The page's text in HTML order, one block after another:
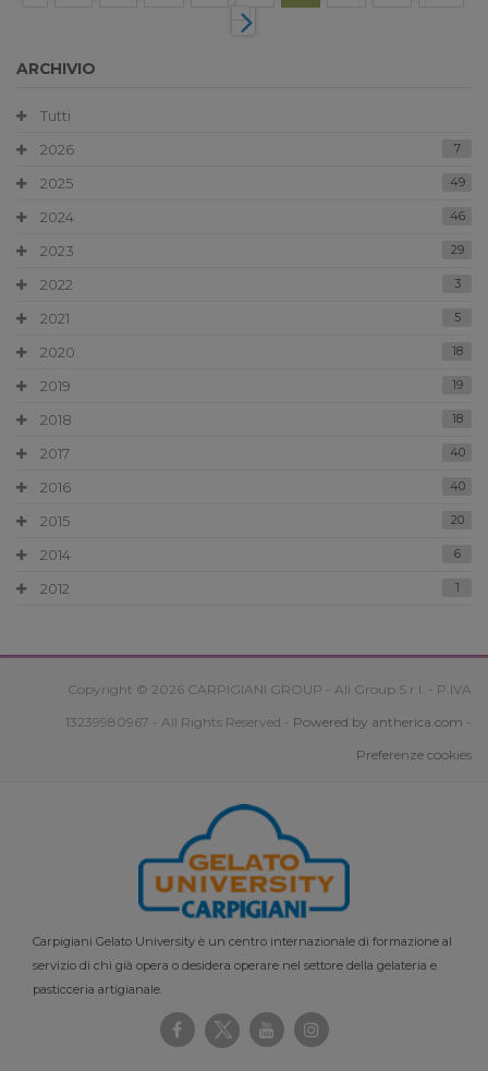
ARCHIVIO
Tutti
2026
7
2025 49
2024 46
2023 29
2022 3
2021 5
2020 18
2019 19
2018 18
2017 40
2016 40
2015 20
2014 6
2012 1
Copyright © 2026 CARPIGIANI GROUP - Ali Group S.r.l. - P.IVA
13239980967 - All Rights Reserved - Powered by antherica.com -
Preferenze cookies
Carpigiani Gelato University è un centro internazionale di formazione al
servizio di chi già opera o desidera operare nel settore della gelateria e
pasticceria artigianale.